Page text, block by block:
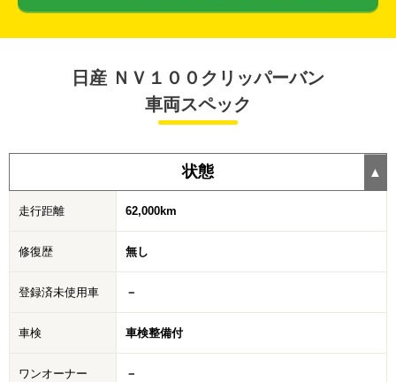
日産 ＮＶ１００クリッパーバン
車両スペック
状態
走行距離 62,000km
修復歴 無し
登録済未使用車 －
車検 車検整備付
ワンオーナー －